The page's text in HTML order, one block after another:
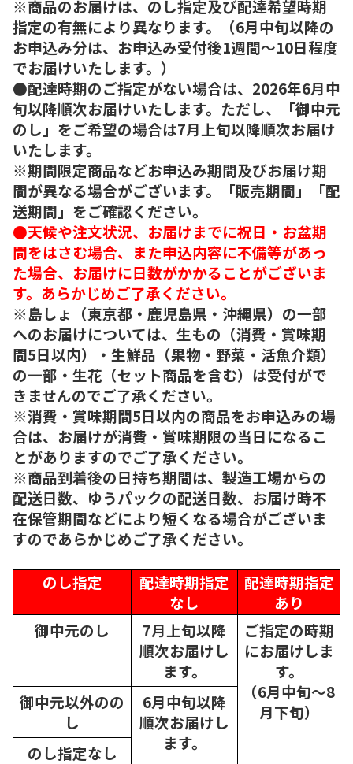
※商品のお届けは、のし指定及び配達希望時期
指定の有無により異なります。（6月中旬以降の
お申込み分は、お申込み受付後1週間～10日程度
でお届けいたします。）
●配達時期のご指定がない場合は、2026年6月中
旬以降順次お届けいたします。ただし、「御中元
のし」をご希望の場合は7月上旬以降順次お届け
いたします。
※期間限定商品などお申込み期間及びお届け期
間が異なる場合がございます。「販売期間」「配
送期間」をご確認ください。
●天候や注文状況、お届けまでに祝日・お盆期
間をはさむ場合、また申込内容に不備等があっ
た場合、お届けに日数がかかることがございま
す。あらかじめご了承ください。
※島しょ（東京都・鹿児島県・沖縄県）の一部
へのお届けについては、生もの（消費・賞味期
間5日以内）・生鮮品（果物・野菜・活魚介類）
の一部・生花（セット商品を含む）は受付がで
きませんのでご了承ください。
※消費・賞味期間5日以内の商品をお申込みの場
合は、お届けが消費・賞味期限の当日になるこ
とがありますのでご了承ください。
※商品到着後の日持ち期間は、製造工場からの
配送日数、ゆうパックの配送日数、お届け時不
在保管期間などにより短くなる場合がございま
すのであらかじめご了承ください。
のし指定
配達時期指定
なし
配達時期指定
あり
御中元のし
7月上旬以降
順次お届けし
ます。
ご指定の時期
にお届けしま
す。
（6月中旬～8
月下旬）
御中元以外のの
し
6月中旬以降
順次お届けし
ます。
のし指定なし